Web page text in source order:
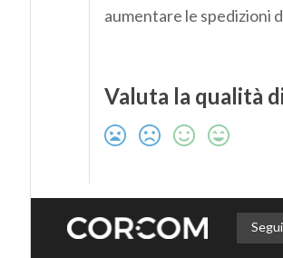
aumentare le spedizioni
Valuta la qualità